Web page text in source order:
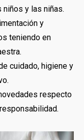
y las niñas.
y
teniendo en
cuidado, higiene y
respecto